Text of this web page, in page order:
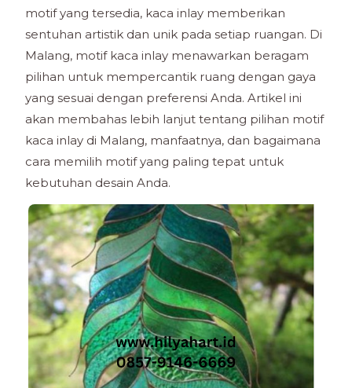
motif yang tersedia, kaca inlay memberikan
sentuhan artistik dan unik pada setiap ruangan. Di
Malang, motif kaca inlay menawarkan beragam
pilihan untuk mempercantik ruang dengan gaya
yang sesuai dengan preferensi Anda. Artikel ini
akan membahas lebih lanjut tentang pilihan motif
kaca inlay di Malang, manfaatnya, dan bagaimana
cara memilih motif yang paling tepat untuk
kebutuhan desain Anda.